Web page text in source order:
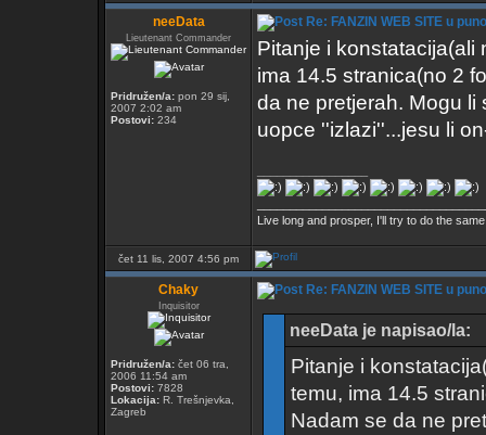
neeData
Lieutenant Commander
Pridružen/a: pon 29 sij,
2007 2:02 am
Postovi: 234
Re: FANZIN WEB SITE u
Pitanje i konstatacija(ali
ima 14.5 stranica(no 2
da ne pretjerah. Mogu li
uopce ''izlazi''...jesu li
Live long and prosper, I'll try to do the same
čet 11 lis, 2007 4:56 pm
Chaky
Inquisitor
Pridružen/a: čet 06 tra,
2006 11:54 am
Postovi: 7828
Lokacija: R. Trešnjevka,
Zagreb
Re: FANZIN WEB SITE u
neeData je napisao/la:
Pitanje i
temu, ima 14.5
Nadam se da ne